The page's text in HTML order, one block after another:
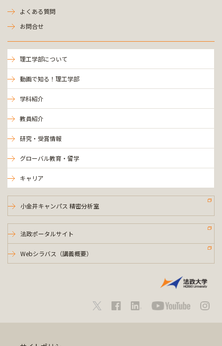
よくある質問
お問合せ
理工学部について
動画で知る！理工学部
学科紹介
教員紹介
研究・受賞情報
グローバル教育・留学
キャリア
小金井キャンパス 精密分析室
法政ポータルサイト
Webシラバス（講義概要）